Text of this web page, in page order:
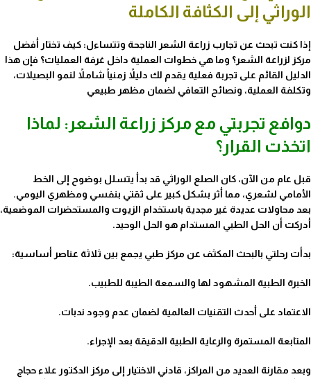
الوراثي إلى الكثافة الكاملة
إذا كنت تبحث عن تجارب زراعة الشعر الناجحة وتتساءل: كيف تختار أفضل
مركز لزراعة الشعر؟ وما هي خطوات العملية داخل غرفة العمليات؟ فإن هذا
الدليل القائم على تجربة فعلية يقدم لك دليلاً زمنياً شاملاً لنمو البصيلات،
وتكلفة العملية، ونصائح التعافي لضمان مظهر طبيعي
دوافع تجربتي مع مركز زراعة الشعر: لماذا
اتخذت القرار؟
قبل عام من الآن، كان الصلع الوراثي قد بدأ يتسلل بوضوح إلى الخط
الأمامي لشعري، مما أثر بشكل كبير على ثقتي بنفسي ومظهري اليومي.
بعد محاولات عديدة غير مجدية باستخدام الزيوت والمستحضرات الموضعية،
أدركت أن الحل الطبي المستدام هو الحل الوحيد.
بدأت رحلتي بالبحث المكثف عن مركز طبي يجمع بين ثلاثة عناصر أساسية:
الخبرة الطبية المشهود لها والسمعة الطيبة للطبيب.
الاعتماد على أحدث التقنيات العالمية لضمان عدم وجود ندبات.
المتابعة المستمرة والرعاية الطبية الدقيقة بعد الإجراء.
وبعد مقارنة العديد من المراكز، قادني الاختيار إلى مركز الدكتور علاء حجاج